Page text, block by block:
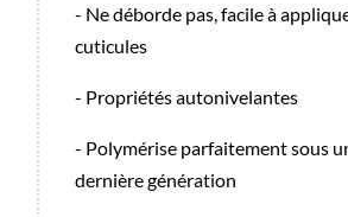
- Ne déborde pas, facile à
cuticules
- Propriétés autonivelantes
- Polymérise parfaitement sous
dernière génération